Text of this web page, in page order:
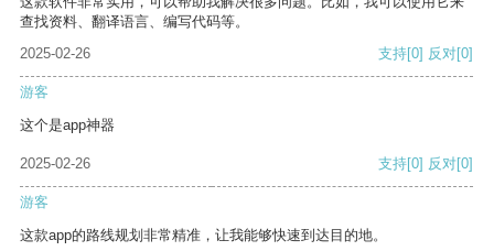
查找资料、翻译语言、编写代码等。
2025-02-26
支持[0] 反对[0]
游客
这个是app神器
2025-02-26 支持[0] 反对[0]
游客
这款app的路线规划非常精准，让我能够快速到达目的地。